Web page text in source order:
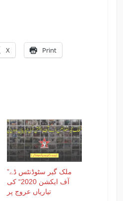
X Print
”ملک گیر سٹوڈنٹس ڈے
آف ایکشن 2020“ کی
تیاریاں عروج پر